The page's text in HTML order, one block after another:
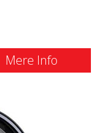
Mere Info